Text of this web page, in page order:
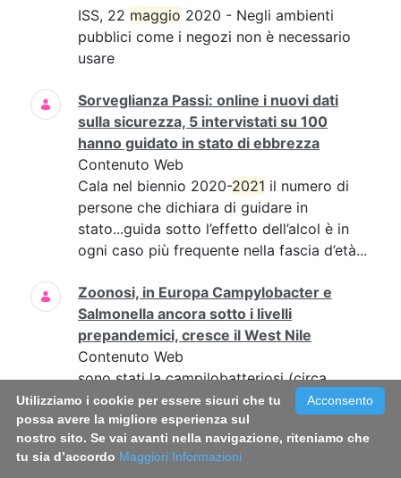
ISS, 22 maggio 2020 - Negli ambienti
pubblici come i negozi non è necessario
usare
Sorveglianza Passi: online i nuovi dati
sulla sicurezza, 5 intervistati su 100
hanno guidato in stato di ebbrezza
Contenuto Web
Cala nel biennio 2020-2021 il numero di
persone che dichiara di guidare in
stato...guida sotto l’effetto dell’alcol è in
ogni caso più frequente nella fascia d’età...
Zoonosi, in Europa Campylobacter e
Salmonella ancora sotto i livelli
prepandemici, cresce il West Nile
Contenuto Web
sono stati la campilobatteriosi (circa
137mila segnalazioni, stabile rispetto al
2021...ricoveri (circa 2.700) e decessi
segnalati (64) è stato superiore rispetto
al...
Acconsento
Utilizziamo i cookie per essere sicuri che tu
possa avere la migliore esperienza sul
nostro sito. Se vai avanti nella navigazione, riteniamo che
tu sia d’accordo Maggiori Informazioni